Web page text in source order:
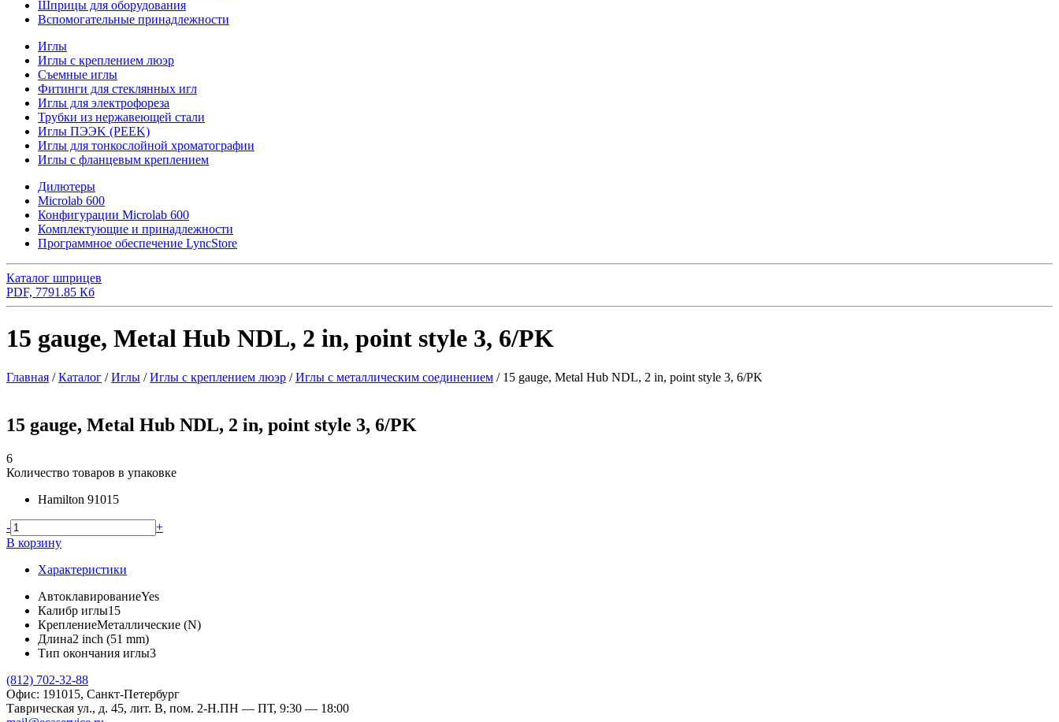
Шприцы для оборудования
Вспомогательные принадлежности
Иглы
Иглы с креплением люэр
Съемные иглы
Фитинги для стеклянных игл
Иглы для электрофореза
Трубки из нержавеющей стали
Иглы ПЭЭK (PEEK)
Иглы для тонкослойной хроматографии
Иглы с фланцевым креплением
Дилютеры
Microlab 600
Конфигурации Microlab 600
Комплектующие и принадлежности
Программное обеспечение LyncStore
Каталог шприцев
PDF, 7791.85 Кб
15 gauge, Metal Hub NDL, 2 in, point style 3, 6/PK
Главная /Каталог /Иглы /Иглы с креплением люэр /Иглы с металлическим соединением / 15 gauge, Metal Hub NDL, 2 in, point style 3, 6/PK
15 gauge, Metal Hub NDL, 2 in, point style 3, 6/PK
6
Количество товаров в упаковке
Hamilton 91015
-
+
В корзину
Характеристики
АвтоклавированиеYes
Калибр иглы15
КреплениеМеталлические (N)
Длина2 inch (51 mm)
Тип окончания иглы3
(812) 702-32-88
Офис: 191015, Санкт-Петербург
Таврическая ул., д. 45, лит. В, пом. 2-Н.ПН — ПТ, 9:30 — 18:00